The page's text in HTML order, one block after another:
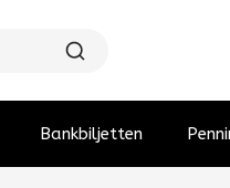
Bankbiljetten